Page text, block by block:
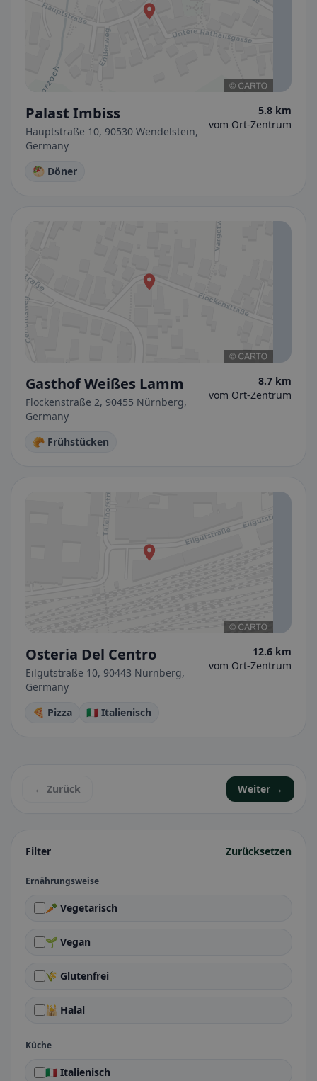
Filter Zurücksetzen
Ernährungsweise
🥕 Vegetarisch
🌱 Vegan
🌾 Glutenfrei
🕌 Halal
Küche
🇮🇹 Italienisch
Palast Imbiss
Hauptstraße 10, 90530 Wendelstein,
Germany
5.8 km
vom Ort-Zentrum
🥙 Döner
Gasthof Weißes Lamm
Flockenstraße 2, 90455 Nürnberg,
Germany
8.7 km
vom Ort-Zentrum
🥐 Frühstücken
Osteria Del Centro
Eilgutstraße 10, 90443 Nürnberg,
Germany
12.6 km
vom Ort-Zentrum
🍕 Pizza 🇮🇹 Italienisch
← Zurück Weiter →